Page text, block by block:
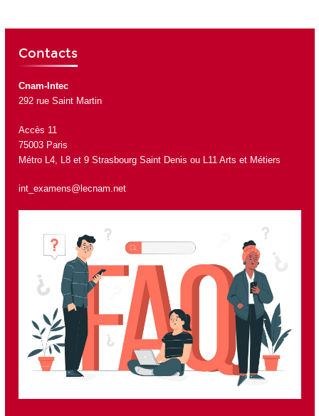
Contacts
Cnam-Intec
292 rue Saint Martin
Accès 11
75003 Paris
Métro L4, L8 et 9 Strasbourg Saint Denis ou L11 Arts et Métiers
int_examens@lecnam.net